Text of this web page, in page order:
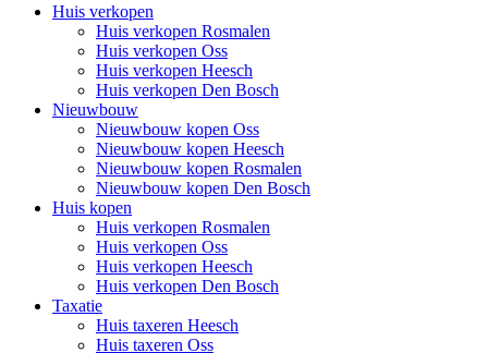
Huis verkopen
Huis verkopen Rosmalen
Huis verkopen Oss
Huis verkopen Heesch
Huis verkopen Den Bosch
Nieuwbouw
Nieuwbouw kopen Oss
Nieuwbouw kopen Heesch
Nieuwbouw kopen Rosmalen
Nieuwbouw kopen Den Bosch
Huis kopen
Huis verkopen Rosmalen
Huis verkopen Oss
Huis verkopen Heesch
Huis verkopen Den Bosch
Taxatie
Huis taxeren Heesch
Huis taxeren Oss